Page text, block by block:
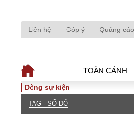
Liên hệ Góp ý Quảng cáo
TOÀN CẢNH
TOÀN CẢNH
Dòng sự kiện
TAG - SỔ ĐỎ